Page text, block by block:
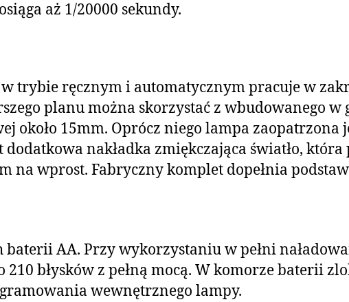
aż 1/20000 sekundy.
trybie ręcznym i automatycznym pracuje w
planu można skorzystać z wbudowanego w
około 15mm. Oprócz niego lampa zaopatrzona
nakładka zmiękczająca światło, która
wprost. Fabryczny komplet dopełnia
AA. Przy wykorzystaniu w pełni
błysków z pełną mocą. W komorze baterii
wewnętrznego lampy.